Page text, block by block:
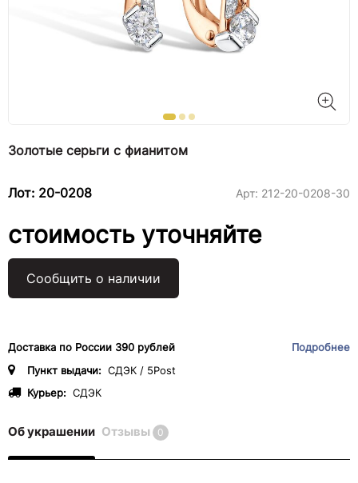
Золотые серьги с фианитом
Лот: 20-0208 Арт: 212-20-0208-30
стоимость уточняйте
Сообщить о наличии
Доставка по России 390 рублей
Подробнее
Пункт выдачи: СДЭК / 5Post
Курьер: СДЭК
Об украшении Отзывы 0